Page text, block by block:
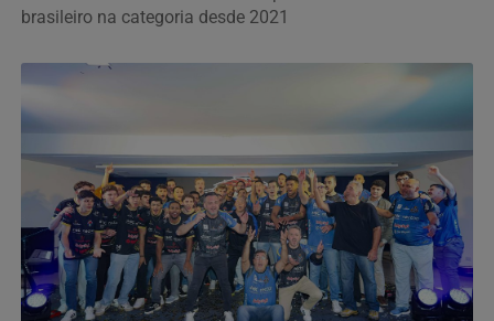
brasileiro na categoria desde 2021